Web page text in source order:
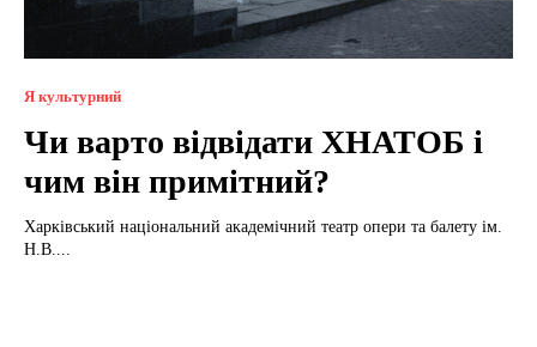
Я культурний
Чи варто відвідати ХНАТОБ і
чим він примітний?
Харківський національний академічний театр опери та балету ім.
Н.В....